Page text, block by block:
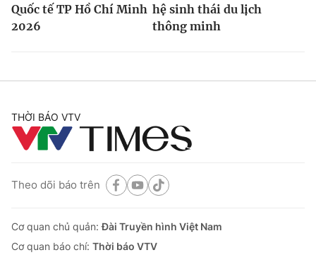
Quốc tế TP Hồ Chí Minh
2026
hệ sinh thái du lịch
thông minh
THỜI BÁO VTV
Theo dõi báo trên
Cơ quan chủ quản:Đài Truyền hình Việt Nam
Cơ quan báo chí: Thời báo VTV